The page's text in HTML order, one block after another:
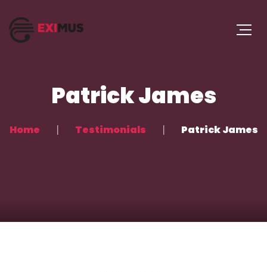
Patrick James
Home Testimonials Patrick James